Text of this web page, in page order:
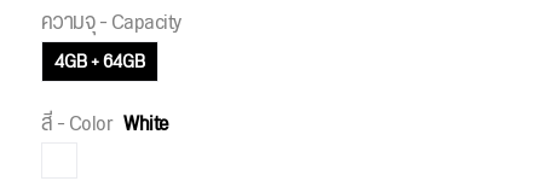
ความจุ - Capacity
4GB + 64GB
สี - Color White